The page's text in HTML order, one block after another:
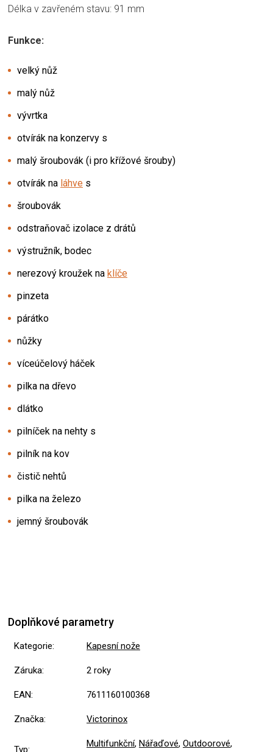
Délka v zavřeném stavu: 91 mm
Funkce:
velký nůž
malý nůž
vývrtka
otvírák na konzervy s
malý šroubovák (i pro křížové šrouby)
otvírák na láhve s
šroubovák
odstraňovač izolace z drátů
výstružník, bodec
nerezový kroužek na klíče
pinzeta
párátko
nůžky
víceúčelový háček
pilka na dřevo
dlátko
pilníček na nehty s
pilník na kov
čistič nehtů
pilka na železo
jemný šroubovák
Doplňkové parametry
Kategorie: Kapesní nože
Záruka: 2 roky
EAN: 7611160100368
Značka: Victorinox
Typ:
Multifunkční, Nářaďové, Outdoorové,